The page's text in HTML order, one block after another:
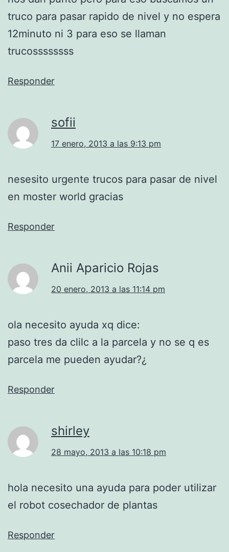
truco para pasar rapido de nivel y no espera
12minuto ni 3 para eso se llaman
trucossssssss
Responder
sofii
17 enero, 2013 a las 9:13 pm
nesesito urgente trucos para pasar de nivel
en moster world gracias
Responder
Anii Aparicio Rojas
20 enero, 2013 a las 11:14 pm
ola necesito ayuda xq dice:
paso tres da clilc a la parcela y no se q es
parcela me pueden ayudar?¿
Responder
shirley
28 mayo, 2013 a las 10:18 pm
hola necesito una ayuda para poder utilizar
el robot cosechador de plantas
Responder